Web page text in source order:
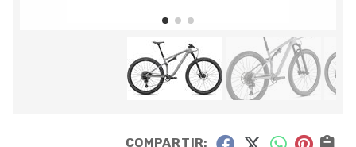
COMPARTIR: